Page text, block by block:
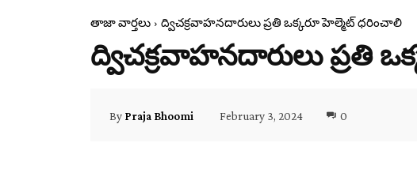
తాజా వార్తలు ద్విచక్రవాహనదారులు ప్రతి ఒక్కరూ హెల్మెట్ ధరించాలి
ద్విచక్రవాహనదారులు ప్రతి
By Praja Bhoomi February 3, 2024 0